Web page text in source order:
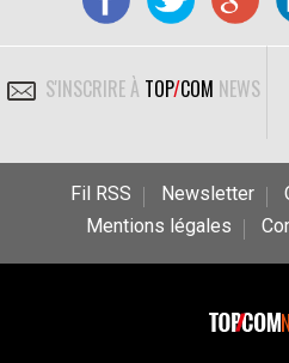
S'INSCRIRE À TOP/COM NEWS
Fil RSS Newsletter
Mentions légales